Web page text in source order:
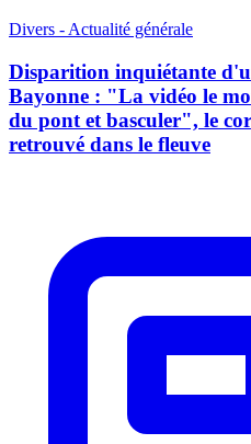
Divers - Actualité générale
Disparition inquiétante
Bayonne : "La vidéo le
du pont et basculer", le
retrouvé dans le fleuve